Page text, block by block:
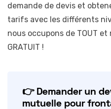
demande de devis et
tarifs avec les différents
nous occupons de TOUT
GRATUIT !
👉 Demander un
mutuelle pour